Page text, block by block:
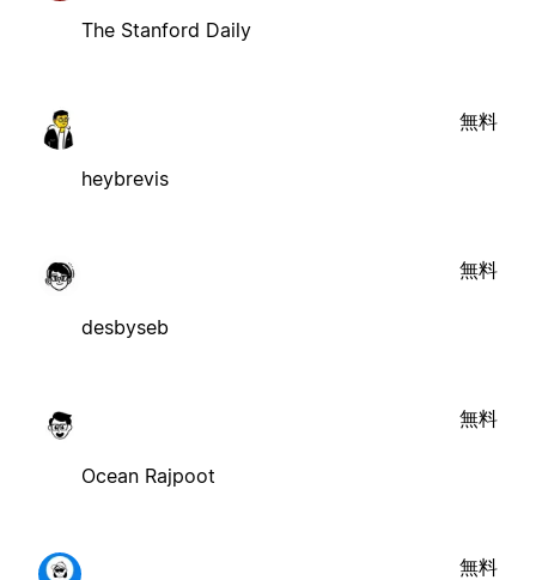
The Stanford Daily
heybrevis
無料
desbyseb
無料
Ocean Rajpoot
無料
無料